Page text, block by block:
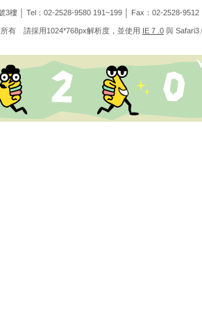
3樓 │ Tel：02-2528-9580 191~199 │ Fax：02-2528-9512
所有 請採用1024*768px解析度，並使用 IE 7 .0 與